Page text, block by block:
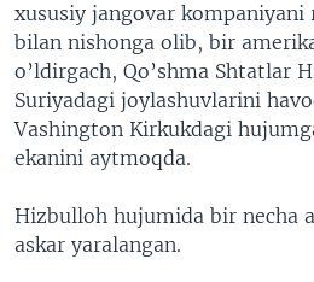
xususiy jangovar kompaniyani
bilan nishonga olib, bir
o’ldirgach, Qo’shma Shtatlar
Suriyadagi joylashuvlarini
Vashington Kirkukdagi
ekanini aytmoqda.
Hizbulloh hujumida bir necha
askar yaralangan.